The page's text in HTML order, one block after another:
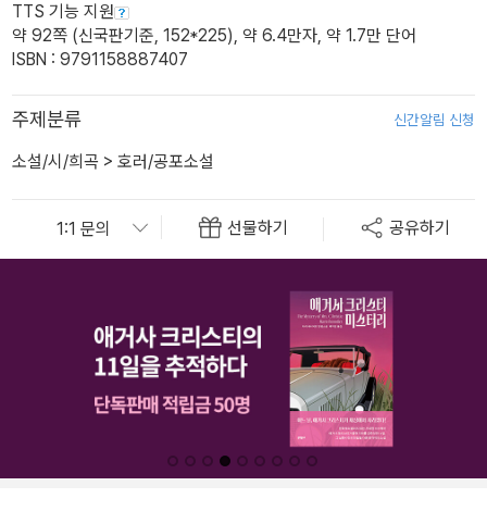
TTS 기능 지원
약 92쪽 (신국판기준, 152*225), 약 6.4만자, 약 1.7만 단어
ISBN : 9791158887407
주제분류 신간알림 신청
소설/시/희곡 > 호러/공포소설
선물하기 공유하기